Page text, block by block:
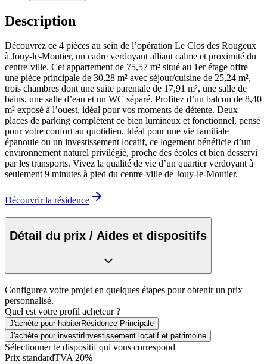
Description
Découvrez ce 4 pièces au sein de l’opération Le Clos des Rougeux
à Jouy-le-Moutier, un cadre verdoyant alliant calme et proximité du
centre-ville. Cet appartement de 75,57 m² situé au 1er étage offre
une pièce principale de 30,28 m² avec séjour/cuisine de 25,24 m²,
trois chambres dont une suite parentale de 17,91 m², une salle de
bains, une salle d’eau et un WC séparé. Profitez d’un balcon de 8,40
m² exposé à l’ouest, idéal pour vos moments de détente. Deux
places de parking complètent ce bien lumineux et fonctionnel, pensé
pour votre confort au quotidien. Idéal pour une vie familiale
épanouie ou un investissement locatif, ce logement bénéficie d’un
environnement naturel privilégié, proche des écoles et bien desservi
par les transports. Vivez la qualité de vie d’un quartier verdoyant à
seulement 9 minutes à pied du centre-ville de Jouy-le-Moutier.
Découvrir la résidence
Détail du prix / Aides et dispositifs
Configurez votre projet en quelques étapes pour obtenir un prix
personnalisé.
Quel est votre profil acheteur ?
J'achète pour habiterRésidence Principale
J'achète pour investirInvestissement locatif et patrimoine
Sélectionner le dispositif qui vous correspond
Prix standardTVA 20%